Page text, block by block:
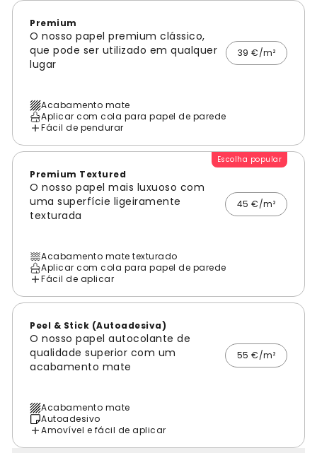
Premium
O nosso papel premium clássico,
que pode ser utilizado em qualquer
lugar
39 €/m²
Acabamento mate
Aplicar com cola para papel de parede
Fácil de pendurar
Escolha popular
Premium Textured
O nosso papel mais luxuoso com
uma superfície ligeiramente
texturada
45 €/m²
Acabamento mate texturado
Aplicar com cola para papel de parede
Fácil de aplicar
Peel & Stick (Autoadesiva)
O nosso papel autocolante de
qualidade superior com um
acabamento mate
55 €/m²
Acabamento mate
Autoadesivo
Amovível e fácil de aplicar